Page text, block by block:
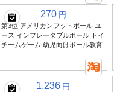
270 円
第3位 アメリカンフットボール ユ
ース インフレータブルボール トイ
チームゲーム 幼児向けボール教育
1,236 円